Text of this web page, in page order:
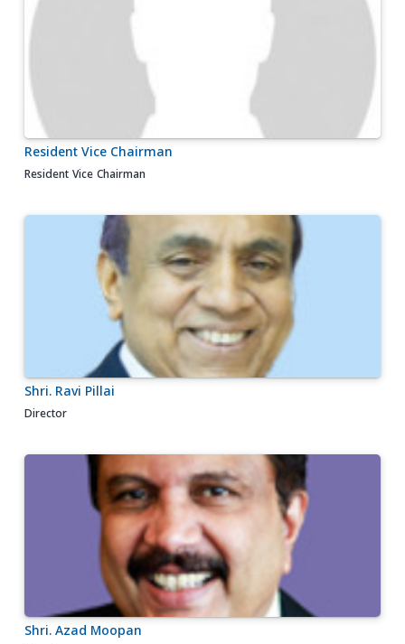
Resident Vice Chairman
Resident Vice Chairman
Shri. Ravi Pillai
Director
Shri. Azad Moopan